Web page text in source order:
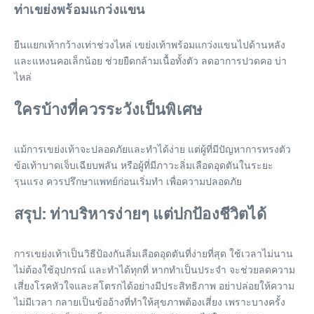
ท่าเขย่งพร้อมแกว่งแขน
ยืนแยกเท้ากว้างเท่าช่วงไหล่ เขย่งเท้าพร้อมแกว่งแขนไปด้านหลัง
และแหงนคอเล็กน้อย ช่วยยืดกล้ามเนื้อทั้งตัว ลดอาการปวดคอ บ่า
ไหล่
ใครบ้างที่ควรระวังเป็นพิเศษ
แม้การเขย่งเท้าจะปลอดภัยและทำได้ง่าย แต่ผู้ที่มีปัญหาการทรงตัว
ข้อเท้าบาดเจ็บเฉียบพลัน หรือผู้ที่มีภาวะลิ่มเลือดอุดตันในระยะ
รุนแรง ควรปรึกษาแพทย์ก่อนเริ่มทำ เพื่อความปลอดภัย
สรุป: ท่าบริหารง่ายๆ แต่ปกป้องชีวิตได้
การเขย่งเท้าเป็นวิธีป้องกันลิ่มเลือดอุดตันที่ง่ายที่สุด ใช้เวลาไม่นาน
ไม่ต้องใช้อุปกรณ์ และทำได้ทุกที่ หากทำเป็นประจำ จะช่วยลดความ
เสี่ยงโรคหัวใจและสโตรกได้อย่างมีประสิทธิภาพ อย่าปล่อยให้ความ
ไม่มีเวลา กลายเป็นข้ออ้างที่ทำให้สุขภาพต้องเสี่ยง เพราะบางครั้ง